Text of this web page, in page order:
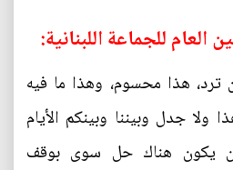
للجماعة اللبنانية:
ترد، هذا محسوم، وهذا ما فيه
جدل وبيننا وبينكم الأيام
“لن يكون هناك حل سوى بوقف